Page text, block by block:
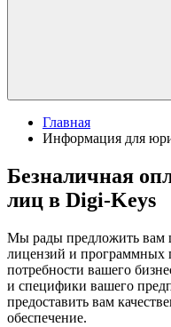
Главная
Информация для
Безналичная
лиц в Digi-Keys
Мы рады предложить
лицензий и программных
потребности вашего
и специфики вашего
предоставить вам
обеспечение.